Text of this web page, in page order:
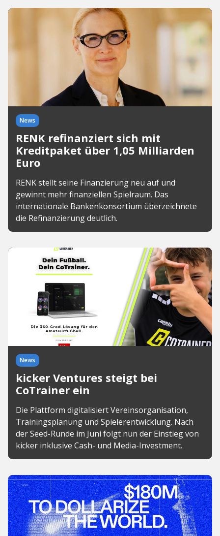
News
RENK refinanziert sich mit
Kreditpaket über 1,05 Milliarden
Euro
RENK stellt seine Finanzierung neu auf und
gewinnt mehr finanziellen Spielraum. Das
internationale Bankenkonsortium überzeichnete
die Refinanzierung deutlich.
News
kicker Ventures steigt bei
CoTrainer ein
Die Plattform digitalisiert Vereinsorganisation,
Trainingsplanung und Spielerentwicklung. Nach
der Seed-Runde im Juni folgt nun der Einstieg von
kicker inklusive Cash- und Media-Investment.